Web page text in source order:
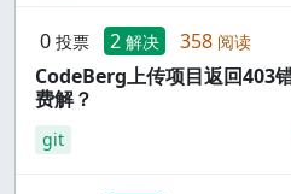
0 投票 2 解决 358 阅读
CodeBerg上传项目返回403
费解？
git